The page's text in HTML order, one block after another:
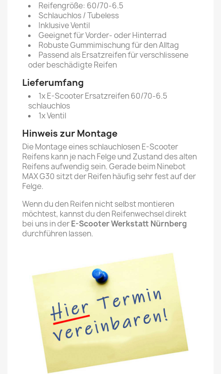
Reifengröße: 60/70-6.5
Schlauchlos / Tubeless
Inklusive Ventil
Geeignet für Vorder- oder Hinterrad
Robuste Gummimischung für den Alltag
Passend als Ersatzreifen für verschlissene
oder beschädigte Reifen
Lieferumfang
1x E-Scooter Ersatzreifen 60/70-6.5
schlauchlos
1x Ventil
Hinweis zur Montage
Die Montage eines schlauchlosen E-Scooter
Reifens kann je nach Felge und Zustand des alten
Reifens aufwendig sein. Gerade beim Ninebot
MAX G30 sitzt der Reifen häufig sehr fest auf der
Felge.
Wenn du den Reifen nicht selbst montieren
möchtest, kannst du den Reifenwechsel direkt
bei uns in derE-Scooter Werkstatt Nürnberg
durchführen lassen.